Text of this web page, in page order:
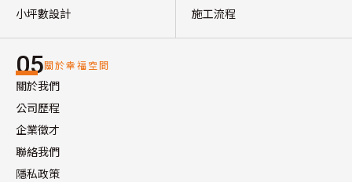
小坪數設計
施工流程
05關於幸福空間
關於我們
公司歷程
企業徵才
聯絡我們
隱私政策